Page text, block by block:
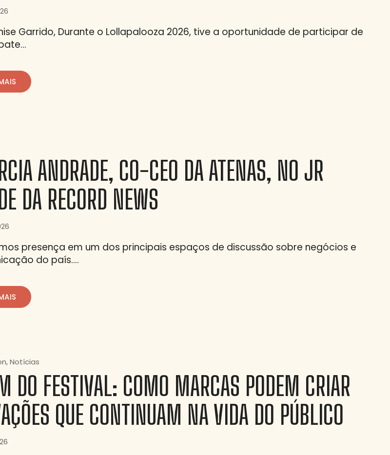
Garrido, Durante o Lollapalooza 2026, tive a oportunidade de participar de
ANDRADE, CO-CEO DA ATENAS, NO JR
DA RECORD NEWS
presença em um dos principais espaços de discussão sobre negócios e
do país….
Notícias
DO FESTIVAL: COMO MARCAS PODEM CRIAR
QUE CONTINUAM NA VIDA DO PÚBLICO